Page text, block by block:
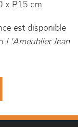
x P15 cm
est disponible
L'Ameublier Jean